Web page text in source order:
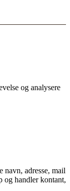
og analysere
navn, adresse, mail
og handler kontant,